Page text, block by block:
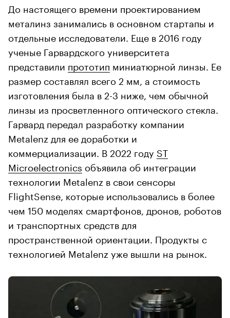
До настоящего времени проектированием
металинз занимались в основном стартапы и
отдельные исследователи. Еще в 2016 году
ученые Гарвардского университета
представили прототип миниатюрной линзы. Ее
размер составлял всего 2 мм, а стоимость
изготовления была в 2-3 ниже, чем обычной
линзы из просветленного оптического стекла.
Гарвард передал разработку компании
Metalenz для ее доработки и
коммерциализации. В 2022 году ST
Microelectronics объявила об интеграции
технологии Metalenz в свои сенсоры
FlightSense, которые использовались в более
чем 150 моделях смартфонов, дронов, роботов
и транспортных средств для
пространственной ориентации. Продукты с
технологией Metalenz уже вышли на рынок.